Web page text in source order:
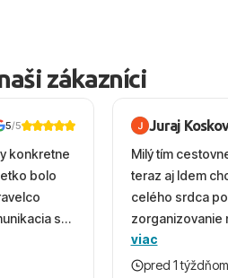
zákazníci
5/5
konkretne
bolo
s
hodinach
Juraj
Milý tím
teraz aj Idem
celého srdca
zorganizovanie
dovolenky v
prežili nádherný
viac
pred 1 týždňom